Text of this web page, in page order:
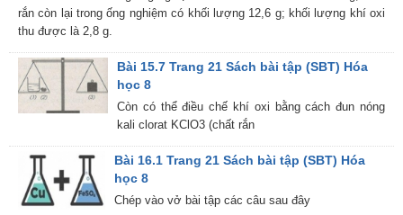
rắn còn lại trong ống nghiệm có khối lượng 12,6 g; khối lượng khí oxi
thu được là 2,8 g.
Bài 15.7 Trang 21 Sách bài tập (SBT) Hóa
học 8
Còn có thể điều chế khí oxi bằng cách đun nóng
kali clorat KClO3 (chất rắn
Bài 16.1 Trang 21 Sách bài tập (SBT) Hóa
học 8
Chép vào vở bài tập các câu sau đây